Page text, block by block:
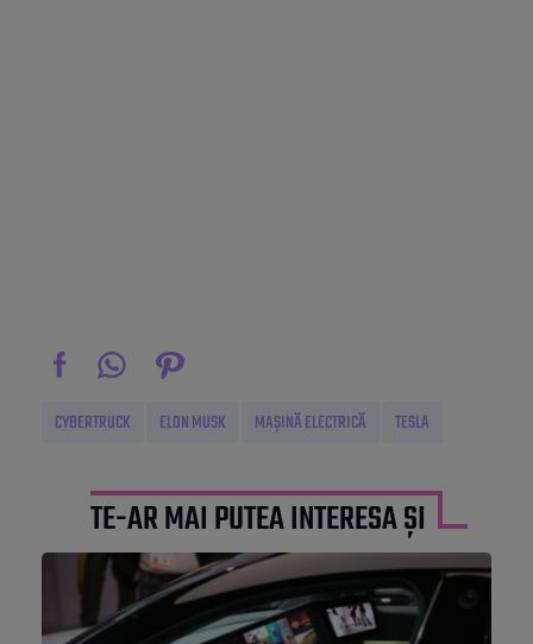
CYBERTRUCK ELON MUSK MAȘINĂ ELECTRICĂ TESLA
TE-AR MAI PUTEA INTERESA ȘI